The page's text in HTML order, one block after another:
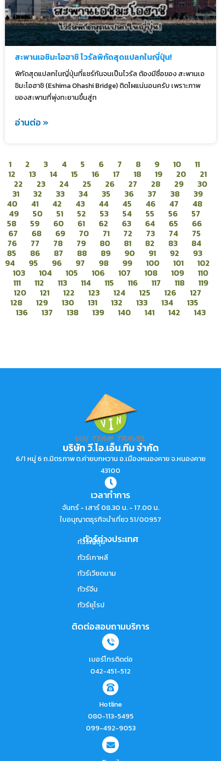
สะพานเอชิมะโอฮาชิ ไวรัลพิกัดสุดแปลกในญี่ปุ่น!
พิกัดสุดแปลกในญี่ปุ่นที่แชร์กันจนเป็นไวรัล ต้องมีชื่อของ สะพานเอ
ชิมะโอฮาชิ (Eshima Ohashi Bridge) ติดโผแน่นอนครับ เพราะภาพ
ของสะพานที่พุ่งทะยานขึ้นสู่ท
อ่านต่อ »
1 2 3 4 5 6 7 8 9 10
11
12
13 14 15 16 17 18 19 20
21
22
23 24 25 26 27 28 29
30
31
32 33 34 35 36 37 38
39
40
41 42 43 44 45 46 47
48
49
50 51 52 53 54 55 56
57
58
59 60 61 62 63 64 65
66
67
68 69 70 71 72 73 74
75
76
77 78 79 80 81 82 83
84
85
86 87 88 89 90 91 92
93
94
95 96 97 98 99 100 101
102
103
104 105 106 107 108 109
110
111
112 113 114 115 116 117 118
119
120
121 122 123 124 125 126
127
128
129 130 131 132 133 134
135
136
137 138 139 140 141 142 143
บริษัท วี.ไอ.เอ็น.ทีม จำกัด
6/1 หมู่ 6 ถ.มิตรภาพ ต.ค่ายบกหวาน อ.เมืองหนองคาย จ.หนองคาย
43100
เวลาทำการ
จันทร์ - เสาร์ 08.30 น. - 17.00 น.
ใบอนุญาตธุรกิจนำเที่ยว 51/00957
ทัวร์ต่างประเทศ
ทัวร์ญี่ปุ่น
ทัวร์เกาหลี
ทัวร์เวียดนาม
ทัวร์จีน
ทัวร์ยุโรป
ติดต่อสอบถามบริการ
เบอร์โทรติดต่อ
042-451-512
Hotline
080-113-5495
099-492-9053